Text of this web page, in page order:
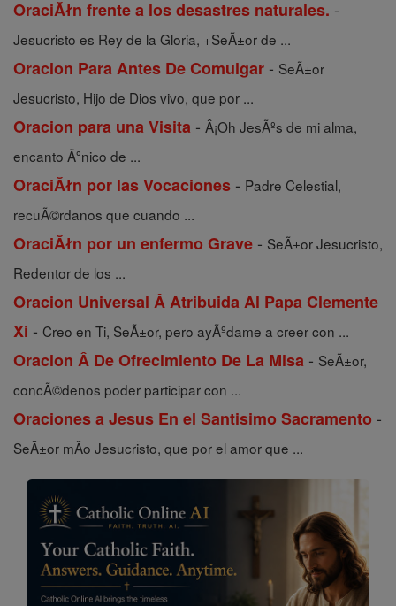
OraciĂłn frente a los desastres naturales. -
Jesucristo es Rey de la Gloria, +SeÃ±or de ...
Oracion Para Antes De Comulgar - SeÃ±or
Jesucristo, Hijo de Dios vivo, que por ...
Oracion para una Visita - Â¡Oh JesÃºs de mi alma,
encanto Ãºnico de ...
OraciĂłn por las Vocaciones - Padre Celestial,
recuÃ©rdanos que cuando ...
OraciĂłn por un enfermo Grave - SeÃ±or Jesucristo,
Redentor de los ...
Oracion Universal Â Atribuida Al Papa Clemente
Xi - Creo en Ti, SeÃ±or, pero ayÃºdame a creer con ...
Oracion Â De Ofrecimiento De La Misa - SeÃ±or,
concÃ©denos poder participar con ...
Oraciones a Jesus En el Santisimo Sacramento -
SeÃ±or mÃ­o Jesucristo, que por el amor que ...